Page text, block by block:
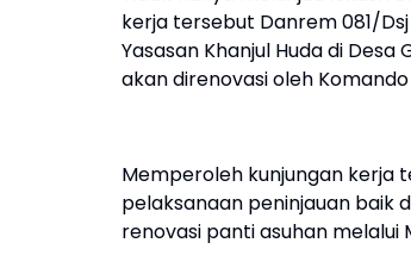
kerja tersebut Danrem 081/
Yasasan Khanjul Huda di
akan direnovasi oleh
Memperoleh kunjungan kerja
pelaksanaan peninjauan baik
renovasi panti asuhan